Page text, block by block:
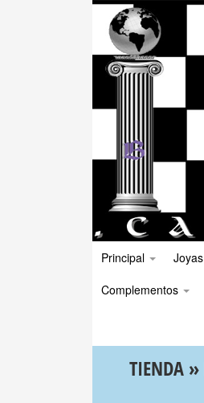
Principal Joyas
Complementos
TIENDA»